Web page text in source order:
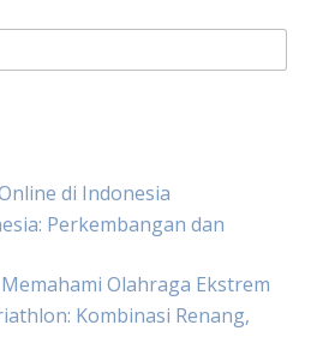
di Indonesia
Perkembangan dan
Olahraga Ekstrem
Kombinasi Renang,